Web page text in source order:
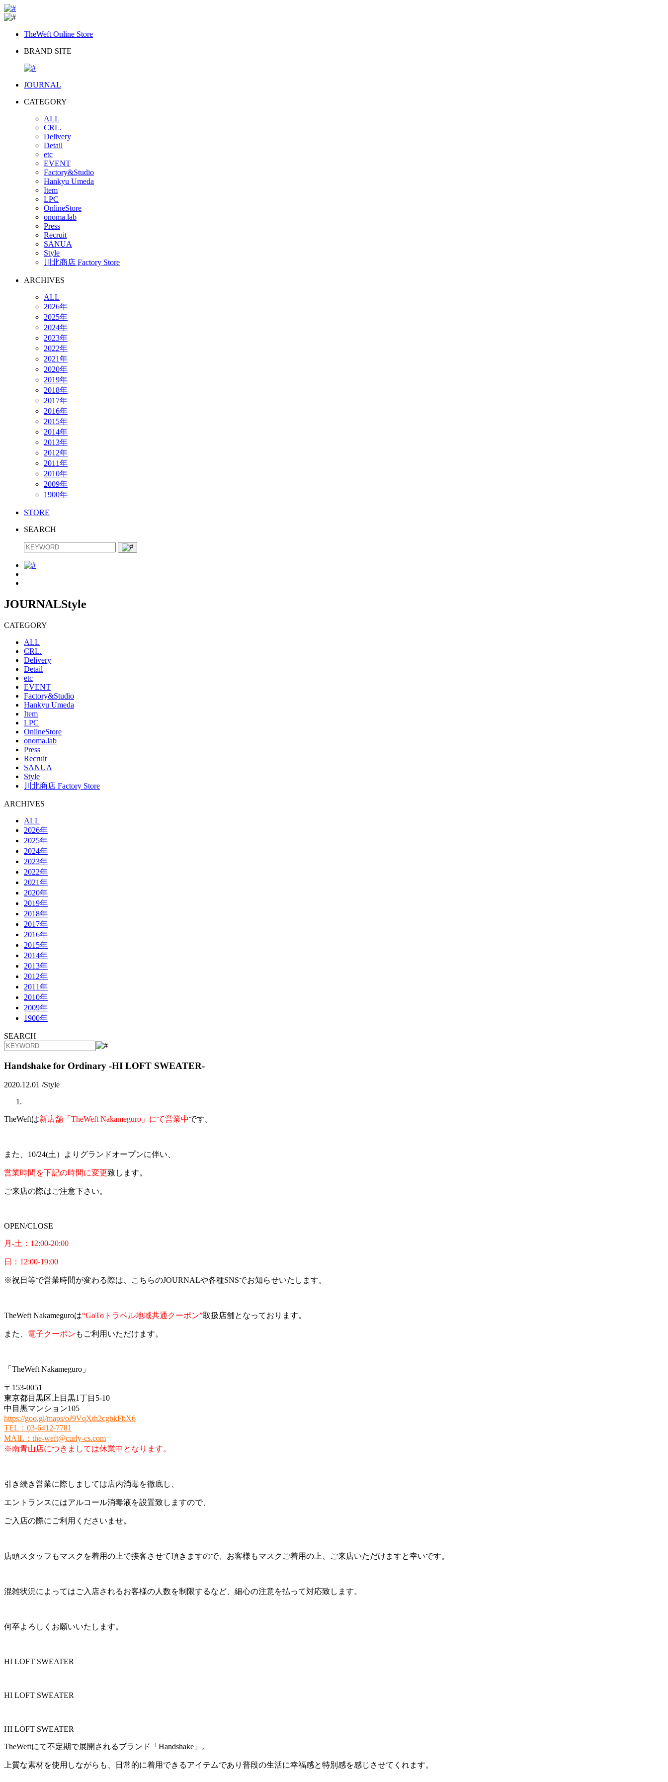
TheWeft Online Store
BRAND SITE
JOURNAL
CATEGORY
ALL
CRL.
Delivery
Detail
etc
EVENT
Factory&Studio
Hankyu Umeda
Item
LPC
OnlineStore
onoma.lab
Press
Recruit
SANUA
Style
川北商店 Factory Store
ARCHIVES
ALL
2026年
2025年
2024年
2023年
2022年
2021年
2020年
2019年
2018年
2017年
2016年
2015年
2014年
2013年
2012年
2011年
2010年
2009年
1900年
STORE
SEARCH
JOURNALStyle
CATEGORY
ALL
CRL.
Delivery
Detail
etc
EVENT
Factory&Studio
Hankyu Umeda
Item
LPC
OnlineStore
onoma.lab
Press
Recruit
SANUA
Style
川北商店 Factory Store
ARCHIVES
ALL
2026年
2025年
2024年
2023年
2022年
2021年
2020年
2019年
2018年
2017年
2016年
2015年
2014年
2013年
2012年
2011年
2010年
2009年
1900年
SEARCH
Handshake for Ordinary -HI LOFT SWEATER-
2020.12.01 /Style
TheWeftは新店舗「TheWeft Nakameguro」にて営業中です。
また、10/24(土）よりグランドオープンに伴い、
営業時間を下記の時間に変更致します。
ご来店の際はご注意下さい。
OPEN/CLOSE
月-土：12:00-20:00
日：12:00-19:00
※祝日等で営業時間が変わる際は、こちらのJOURNALや各種SNSでお知らせいたします。
TheWeft Nakameguroは“GoToトラベル地域共通クーポン”取扱店舗となっております。
また、 電子クーポン もご利用いただけます。
「TheWeft Nakameguro」
〒153-0051
東京都目黒区上目黒1丁目5-10
中目黒マンション105
https://goo.gl/maps/oJ9VqXth2cgbkFbX6
TEL ： 03-6412-7781
MAIL ： the-weft@curly-cs.com
※南青山店につきましては休業中となります。
引き続き営業に際しましては店内消毒を徹底し、
エントランスにはアルコール消毒液を設置致しますので、
ご入店の際にご利用くださいませ。
店頭スタッフもマスクを着用の上で接客させて頂きますので、お客様もマスクご着用の上、ご来店いただけますと幸いです。
混雑状況によってはご入店されるお客様の人数を制限するなど、細心の注意を払って対応致します。
何卒よろしくお願いいたします。
HI LOFT SWEATER
HI LOFT SWEATER
HI LOFT SWEATER
TheWeftにて不定期で展開されるブランド「Handshake」。
上質な素材を使用しながらも、日常的に着用できるアイテムであり普段の生活に幸福感と特別感を感じさせてくれます。